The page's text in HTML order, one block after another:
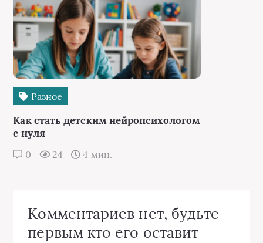
Разное
Как стать детским нейропсихологом
с нуля
0 24 4 мин.
Комментариев нет, будьте
первым кто его оставит